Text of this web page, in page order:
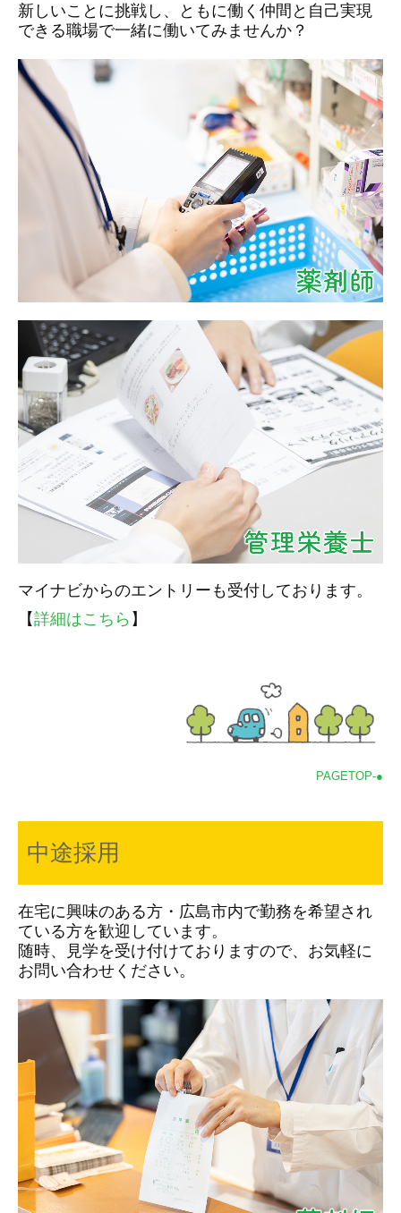
新しいことに挑戦し、ともに働く仲間と自己実現
できる職場で一緒に働いてみませんか？
マイナビからのエントリーも受付しております。
【詳細はこちら 】
PAGETOP-●
中途採用
在宅に興味のある方・広島市内で勤務を希望され
ている方を歓迎しています。
随時、見学を受け付けておりますので、お気軽に
お問い合わせください。